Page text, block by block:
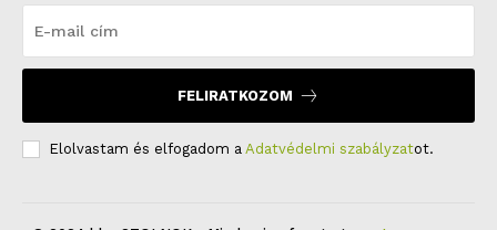
FELIRATKOZOM
Elolvastam és elfogadom a Adatvédelmi szabályzatot.